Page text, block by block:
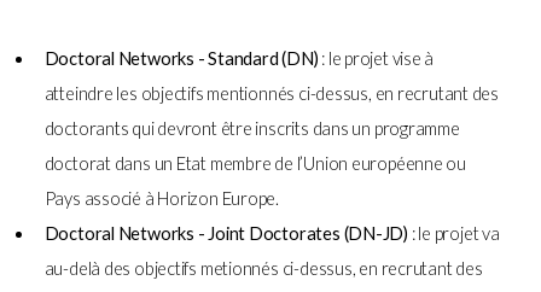
Doctoral Networks - Standard (DN) : le projet vise à
atteindre les objectifs mentionnés ci-dessus, en recrutant des
doctorants qui devront être inscrits dans un programme
doctorat dans un Etat membre de l’Union européenne ou
Pays associé à Horizon Europe.
Doctoral Networks - Joint Doctorates (DN-JD) : le projet va
au-delà des objectifs metionnés ci-dessus, en recrutant des